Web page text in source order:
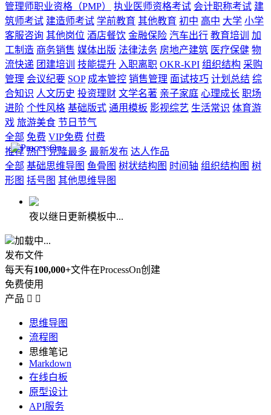
管理师职业资格（PMP）
执业医师资格考试 会计职称考试 建
筑师考试 建造师考试 学前教育 其他教育 初中 高中 大学 小学
客服咨询 其他岗位 酒店餐饮 金融保险 汽车出行 教育培训
加
工制造 商务销售 媒体出版 法律法务 房地产建筑 医疗保健 物
流快递 团建培训 技能提升 入职离职 OKR-KPI 组织结构 采购
管理 会议纪要 SOP 成本管控 销售管理 面试技巧 计划总结 综
合知识 人文历史 投资理财 文学名著 亲子家庭 心理成长 职场
进阶 个性风格 基础版式 通用模板 影视综艺 生活常识 体育游
戏 旅游美食 节日节气
全部 免费 VIP免费 付费
推荐 热门 克隆最多 最新发布 达人作品
全部 基础思维导图 鱼骨图 树状结构图 时间轴 组织结构图 树
形图 括号图 其他思维导图
夜以继日更新模板中...
加载中...
发布文件
每天有100,000+文件在ProcessOn创建
免费使用
产品  
思维导图
流程图
思维笔记
Markdown
在线白板
原型设计
API服务